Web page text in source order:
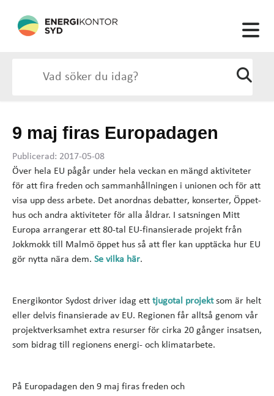
9 maj firas Europadagen
Publicerad: 2017-05-08
Över hela EU pågår under hela veckan en mängd aktiviteter
för att fira freden och sammanhållningen i unionen och för att
visa upp dess arbete. Det anordnas debatter, konserter, Öppet-
hus och andra aktiviteter för alla åldrar. I satsningen Mitt
Europa arrangerar ett 80-tal EU-finansierade projekt från
Jokkmokk till Malmö öppet hus så att fler kan upptäcka hur EU
gör nytta nära dem. Se vilka här.
Energikontor Sydost driver idag ett tjugotal projektsom är helt
eller delvis finansierade av EU. Regionen får alltså genom vår
projektverksamhet extra resurser för cirka 20 gånger insatsen,
som bidrag till regionens energi- och klimatarbete.
På Europadagen den 9 maj firas freden och